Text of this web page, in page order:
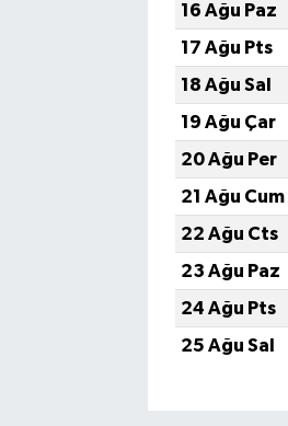
16 Ağu Paz
17 Ağu Pts
18 Ağu Sal
19 Ağu Çar
20 Ağu Per
21 Ağu Cum
22 Ağu Cts
23 Ağu Paz
24 Ağu Pts
25 Ağu Sal